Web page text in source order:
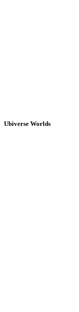
Ubiverse Worlds